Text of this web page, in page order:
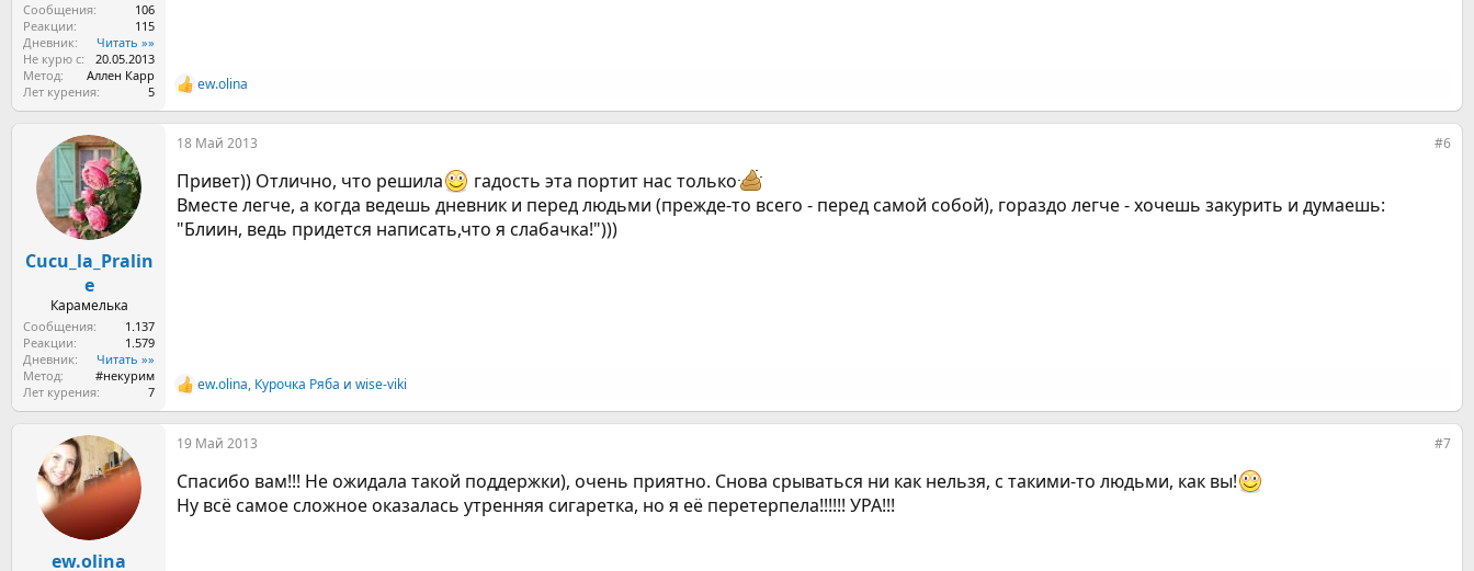
Сообщения
106
Реакции
115
Дневник
Читать »»
Не курю с
20.05.2013
Метод
Аллен Карр
Лет курения
5
Р
е
а
к
и
и
:
ew.olina
Cucu_la_Pralin
e
Карамелька
Сообщения
1.137
Реакции
1.579
Дневник
Читать »»
Метод
#некурим
Лет курения
7
18 Май 2013 #6
Привет)) Отлично, что решила
гадость эта портит нас только
Вместе легче, а когда ведешь дневник и перед людьми (прежде-то всего - перед самой собой), гораздо легче - хочешь закурить и думаешь:
"Блиин, ведь придется написать,что я слабачка!")))
Р
е
а
к
и
и
:
ew.olina, Курочка Ряба и wise-viki
ew.olina
19 Май 2013 #7
Спасибо вам!!! Не ожидала такой поддержки), очень приятно. Снова срываться ни как нельзя, с такими-то людьми, как вы!
Ну всё самое сложное оказалась утренняя сигаретка, но я её перетерпела!!!!!! УРА!!!